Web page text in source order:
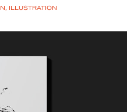
ILLUSTRATION